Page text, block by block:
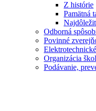
Z histórie
Pamätná
Odborná
Povinné
Organizácia
Podávanie,